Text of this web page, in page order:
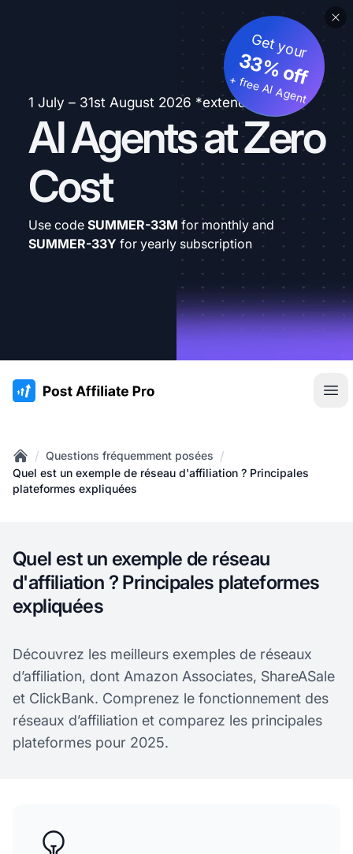
1 July – 31st August 2026 *extended
AI Agents at Zero
Cost
Get your
33% off
+ free AI Agent
Use code SUMMER-33M for monthly and
SUMMER-33Y for yearly subscription
:site.title
Home
/ Questions fréquemment posées /
Quel est un exemple de réseau d'affiliation ? Principales
plateformes expliquées
Quel est un exemple de réseau
d'affiliation ? Principales plateformes
expliquées
Découvrez les meilleurs exemples de réseaux
d’affiliation, dont Amazon Associates, ShareASale
et ClickBank. Comprenez le fonctionnement des
réseaux d’affiliation et comparez les principales
plateformes pour 2025.